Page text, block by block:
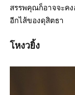
สรรพคุณก็อาจจะค
อีกไส้ของดุสิตธา
โหงวยิ้ง